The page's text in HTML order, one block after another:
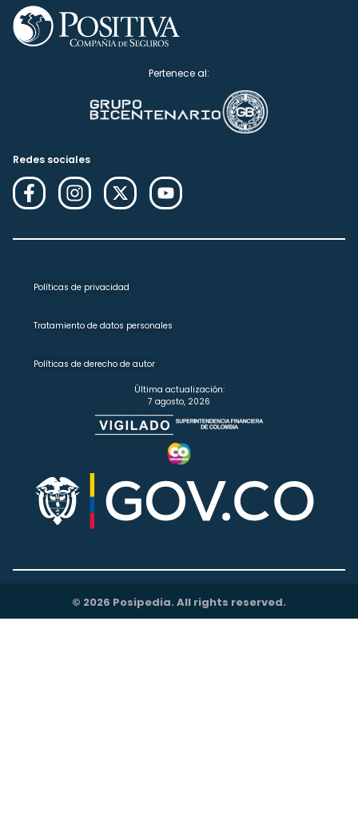
Pertenece al:
Redes sociales
Políticas de privacidad
Tratamiento de datos personales
Políticas de derecho de autor
Última actualización:
7 agosto, 2026
© 2026 Posipedia. All rights reserved.